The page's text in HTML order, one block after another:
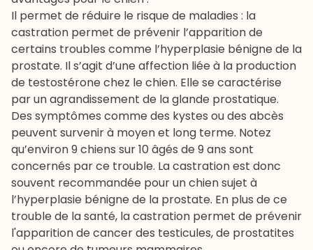
Il permet de réduire le risque de maladies : la
castration permet de prévenir l’apparition de
certains troubles comme l’hyperplasie bénigne de la
prostate. Il s’agit d’une affection liée à la production
de testostérone chez le chien. Elle se caractérise
par un agrandissement de la glande prostatique.
Des symptômes comme des kystes ou des abcès
peuvent survenir à moyen et long terme. Notez
qu’environ 9 chiens sur 10 âgés de 9 ans sont
concernés par ce trouble. La castration est donc
souvent recommandée pour un chien sujet à
l’hyperplasie bénigne de la prostate. En plus de ce
trouble de la santé, la castration permet de prévenir
l'apparition de cancer des testicules, de prostatites